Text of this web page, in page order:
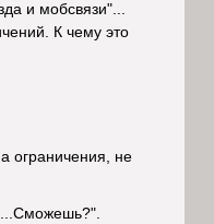
и мобсвязи"...
К чему это
ограничения, не